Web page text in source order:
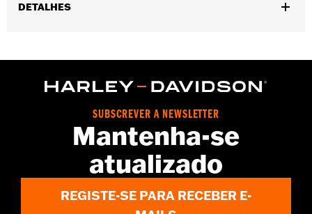
DETALHES
Sold In Units: Each
Clamp only
1 year limited warranty – Go towww.h-
for full details
Installation of some handlebars and risers may require a
change in clutch and/or throttle cable and brake lines
for some models. Handlebar height is regulated in many
SUBSCREVER A NEWSLETTER
Mantenha-se
atualizado
REGISTE-SE PARA RECEBER E-